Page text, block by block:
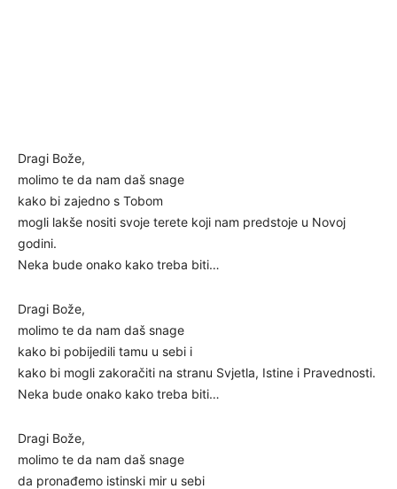
Dragi Bože,
molimo te da nam daš snage
kako bi zajedno s Tobom
mogli lakše nositi svoje terete koji nam predstoje u Novoj
godini.
Neka bude onako kako treba biti…
Dragi Bože,
molimo te da nam daš snage
kako bi pobijedili tamu u sebi i
kako bi mogli zakoračiti na stranu Svjetla, Istine i Pravednosti.
Neka bude onako kako treba biti…
Dragi Bože,
molimo te da nam daš snage
da pronađemo istinski mir u sebi